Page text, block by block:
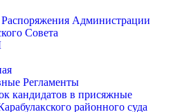
Администрации
Совета
Регламенты
кандидатов в присяжные
районного суда